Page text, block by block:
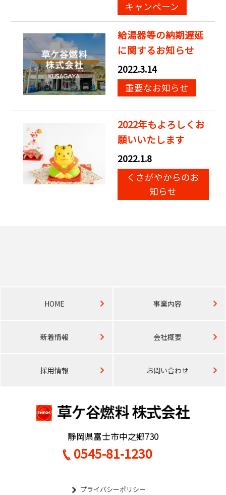
キャンペーン
給湯器等の納期遅延
に関するお知らせ
2022.3.14
重要なお知らせ
2022年もよろしくお
願いいたします
2022.1.8
くさがやからのお
知らせ
静岡県富士市中之郷730
0545-81-1230
HOME 事業内容
新着情報 会社概要
採用情報 お問い合わせ
プライバシーポリシー